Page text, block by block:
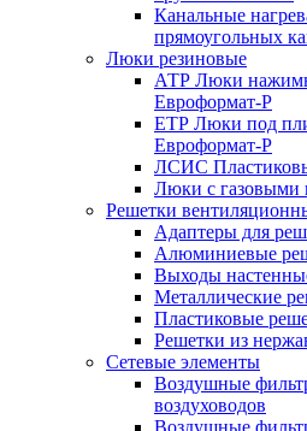
Канальные
прямоугольных
Люки резиновые
АТР Люки
Евроформат-Р
ЕТР Люки под
Евроформат-Р
ЛСИС
Люки с газовыми
Решетки
Адаптеры для
Алюминиевые
Выходы
Металлические
Пластиковые
Решетки из
Сетевые элементы
Воздушные
воздуховодов
Воздушные